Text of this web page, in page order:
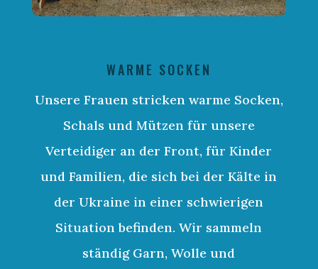
WARME SOCKEN
Unsere Frauen stricken warme Socken,
Schals und Mützen für unsere
Verteidiger an der Front, für Kinder
und Familien, die sich bei der Kälte in
der Ukraine in einer schwierigen
Situation befinden. Wir sammeln
ständig Garn, Wolle und